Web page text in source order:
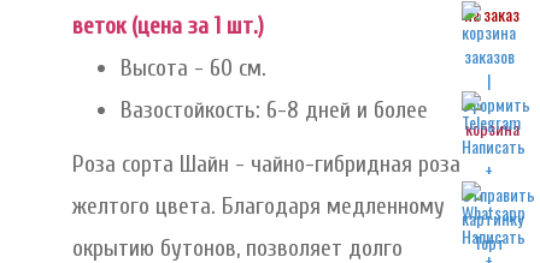
на заказ
корзина
веток (цена за 1 шт.)
Высота - 60 см.
Вазостойкость: 6-8 дней и более
Роза сорта Шайн - чайно-гибридная роза
желтого цвета. Благодаря медленному
окрытию бутонов, позволяет долго